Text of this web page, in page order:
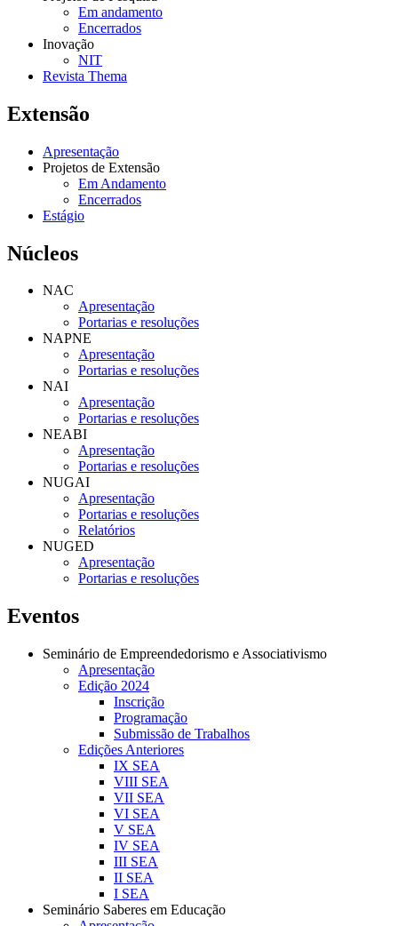
Em andamento
Encerrados
Inovação
NIT
Revista Thema
Extensão
Apresentação
Projetos de Extensão
Em Andamento
Encerrados
Estágio
Núcleos
NAC
Apresentação
Portarias e resoluções
NAPNE
Apresentação
Portarias e resoluções
NAI
Apresentação
Portarias e resoluções
NEABI
Apresentação
Portarias e resoluções
NUGAI
Apresentação
Portarias e resoluções
Relatórios
NUGED
Apresentação
Portarias e resoluções
Eventos
Seminário de Empreendedorismo e Associativismo
Apresentação
Edição 2024
Inscrição
Programação
Submissão de Trabalhos
Edições Anteriores
IX SEA
VIII SEA
VII SEA
VI SEA
V SEA
IV SEA
III SEA
II SEA
I SEA
Seminário Saberes em Educação